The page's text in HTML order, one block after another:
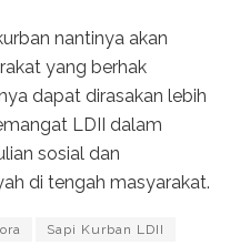
nantinya akan
yang berhak
dapat dirasakan lebih
LDII dalam
sosial dan
di tengah masyarakat.
Sapi Kurban LDII